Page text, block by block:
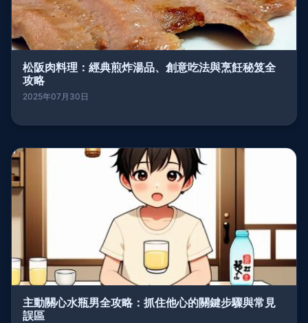
松阪肉料理：經典煎炸湯品、創意吃法與烹飪秘笈全
攻略
2025年07月30日
主動關心水瓶男全攻略：抓住他心的關鍵步驟與常見
誤區